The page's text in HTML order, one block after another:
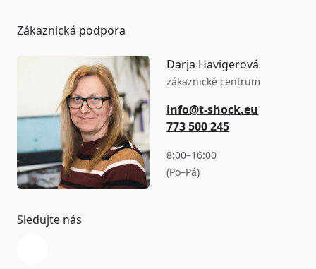
Zákaznická podpora
Darja Havigerová
zákaznické centrum
info@t-shock.eu
773 500 245
8:00–16:00
(Po–Pá)
Sledujte nás